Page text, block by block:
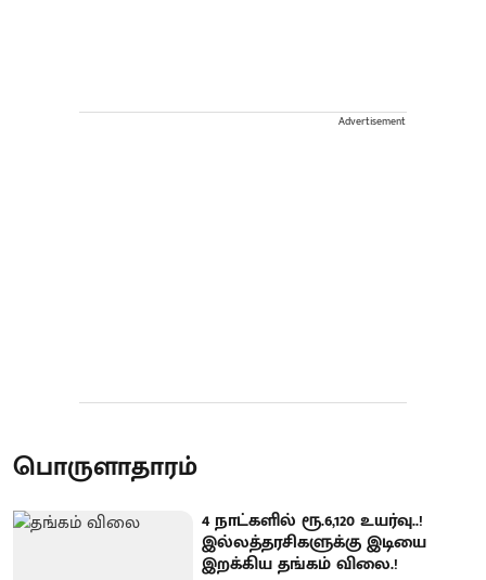
Advertisement
பொருளாதாரம்
4 நாட்களில் ரூ.6,120 உயர்வு..!
இல்லத்தரசிகளுக்கு இடியை
இறக்கிய தங்கம் விலை.!